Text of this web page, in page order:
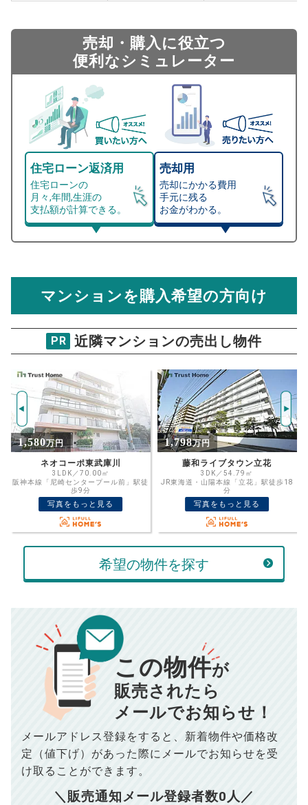
売却・購入に役立つ
便利なシミュレーター
住宅ローン返済用
住宅ローンの
月々,年間,生涯の
支払額が計算できる。
売却用
売却にかかる費用
手元に残る
お金がわかる。
総支払額シミュレーション
物件価格
万円
ご希望の
返済期間
年
住宅ローン
金利
%
ボーナス
返済金額
万円
万円
返済シミュレーション計算結果
毎月の支払額 834
年間の支払額 10,005 円
総支払額 100,050 円
このシミュレーターは元利均等返済方式で試算しています。
マンション売却シミュレーター
グローバル東園田
推定売却価格： 2187万円
資金計画のために査定額や希望売却価
格を入力して活用するのもおすすめ◎
売却価格
計算する
00万円
■仲介手数料／ 00万円
■売買契約書印紙／ 0
■抵当権抹消費用／0万円
※購入価格よりも売却価格が高い場合、譲渡所得税が発生する
場合がございます。詳しくは最寄りの税務署などにご確認く
※シミュレーター結果はあくまでも概算であり、手残り金額を
保証するものではございません。
※上記売却費用には、住所変更登記の費用、引っ越し費用、住
宅ローンの一括繰上返済の手数料等は含まれておりませんの
で予めご了承ください。
おります。（物件価格×3%＋6万円＋消費税）
マンションを購入希望の方向け
PR 近隣マンションの売出し物件
1,798万円
藤和ライブタウン立花
3DK／54.79㎡
JR東海道・山陽本線「立花」駅徒歩18
分
写真をもっと見る
480万円
杭瀬団地11号棟
3LDK／57.67㎡
阪神本線「杭瀬」駅徒歩9分
写真をもっと見る
希望の物件を探す
この物件が
販売されたら
メールでお知らせ！
メールアドレス登録をすると、 新着物件や価格改
定（値下げ）があった際に メールでお知らせを受
け取ることができます。
＼販売通知メール登録者数0 人／